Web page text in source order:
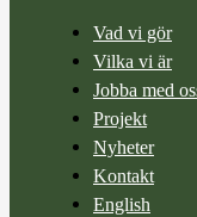
Vad vi gör
Vilka vi är
Jobba med
Projekt
Nyheter
Kontakt
English